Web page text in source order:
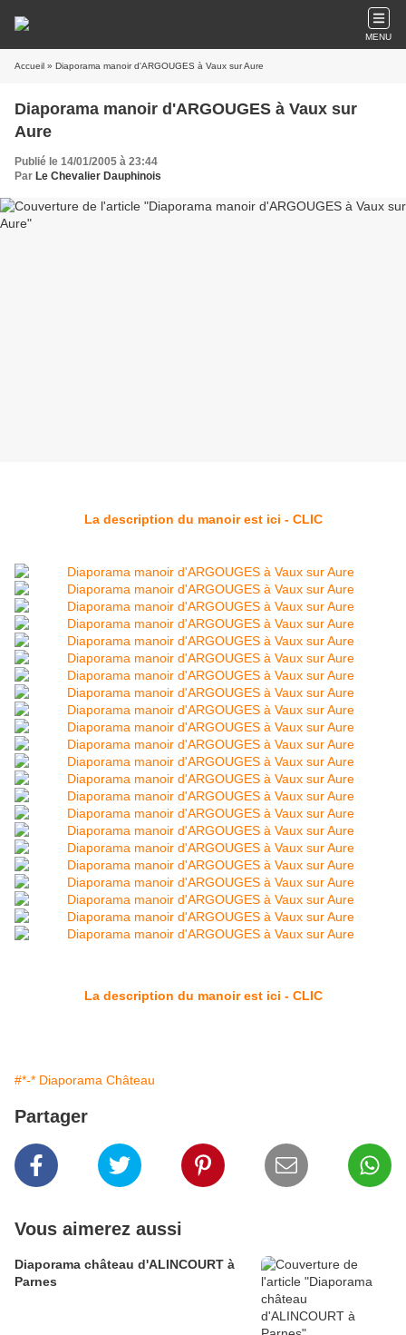
MENU
Accueil » Diaporama manoir d'ARGOUGES à Vaux sur Aure
Diaporama manoir d'ARGOUGES à Vaux sur
Aure
Publié le 14/01/2005 à 23:44
Par Le Chevalier Dauphinois
La description du manoir est ici - CLIC
La description du manoir est ici - CLIC
#*-* Diaporama Château
Partager
Vous aimerez aussi
Diaporama château d'ALINCOURT à
Parnes